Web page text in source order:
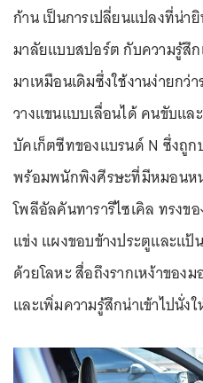
ก้าน เป็นการเปลี่ยนแปลงที่น่
มาลัยแบบสปอร์ต กับความรู้สึ
มาเหมือนเดิมซึ่งใช้งานง่ายก
วางแขนแบบเลื่อนได้ คนขับแล
บัคเก็ตซีทของแบรนด์ N ซึ่งถู
พร้อมพนักพิงศีรษะที่มีหมอนห
โพลีอัลคันทารารีไซเคิล ทรงข
แข่ง แผงขอบข้างประตูและแ
ด้วยโลหะ สื่อถึงรากเหง้าของ
และเพิ่มความรู้สึกน่าเข้าไปนั่ง